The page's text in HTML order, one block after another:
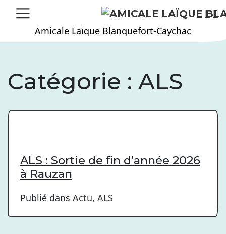
Skip
Amicale Laïque Blanquefort-Caychac
Catégorie : ALS
ALS : Sortie de fin d’année 2026
à Rauzan
Publié dans Actu, ALS